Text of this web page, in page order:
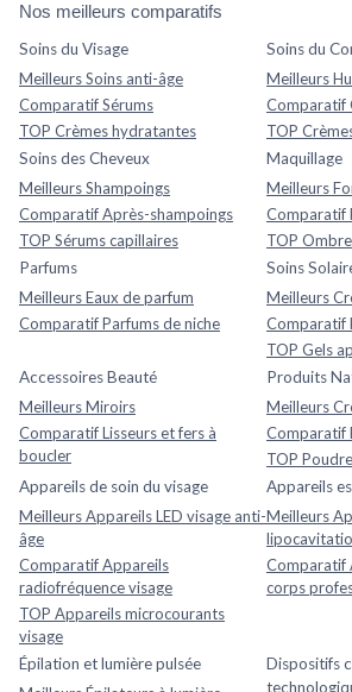
Nos meilleurs comparatifs
Soins du Visage
Meilleurs Soins anti-âge
Comparatif Sérums
TOP Crèmes hydratantes
Soins du
Meilleurs
Comparatif
TOP
Soins des Cheveux
Meilleurs Shampoings
Comparatif Après-shampoings
TOP Sérums capillaires
Maquillage
Meilleurs
Comparatif
TOP
Parfums
Meilleurs Eaux de parfum
Comparatif Parfums de niche
Soins
Meilleurs
Comparatif
TOP Gels
Accessoires Beauté
Meilleurs Miroirs
Comparatif Lisseurs et fers à
boucler
Produits
Meilleurs
Comparatif
TOP
Appareils de soin du visage
Meilleurs Appareils LED visage anti-
âge
Comparatif Appareils
radiofréquence visage
TOP Appareils microcourants
visage
Appareils
Meilleurs
Comparatif
corps
Épilation et lumière pulsée
Dispositifs